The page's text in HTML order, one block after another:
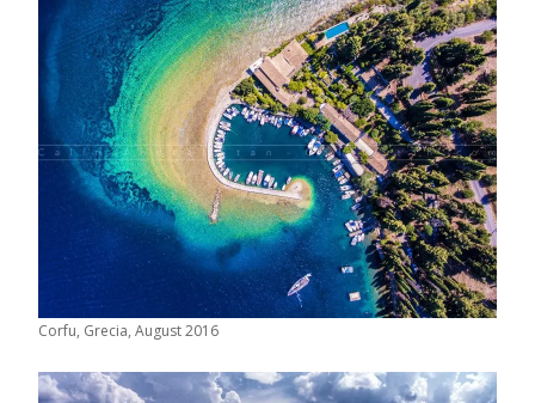
Corfu, Grecia, August 2016